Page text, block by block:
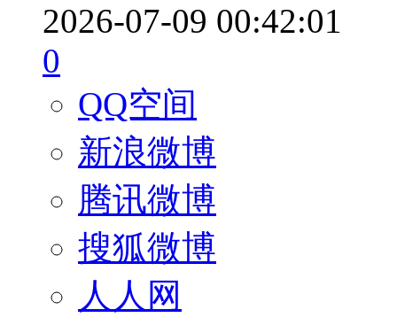
2026-07-09 00:42:01
0
QQ空间
新浪微博
腾讯微博
搜狐微博
人人网